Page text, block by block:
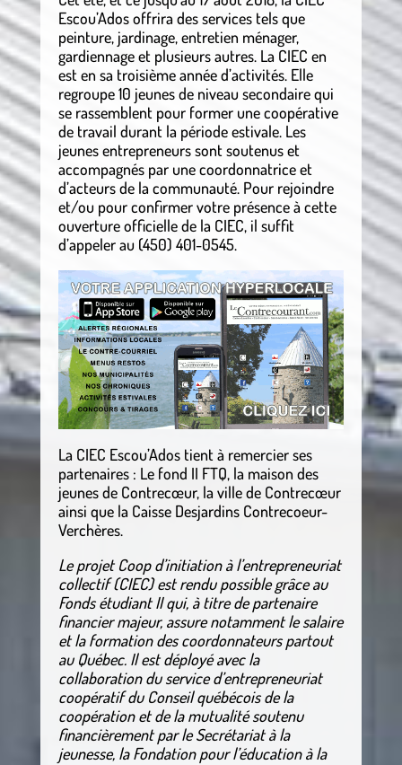
Escou’Ados offrira des services tels que
peinture, jardinage, entretien ménager,
gardiennage et plusieurs autres. La CIEC en
est en sa troisième année d’activités. Elle
regroupe 10 jeunes de niveau secondaire qui
se rassemblent pour former une coopérative
de travail durant la période estivale. Les
jeunes entrepreneurs sont soutenus et
accompagnés par une coordonnatrice et
d’acteurs de la communauté. Pour rejoindre
et/ou pour confirmer votre présence à cette
ouverture officielle de la CIEC, il suffit
d’appeler au (450) 401-0545.
La CIEC Escou’Ados tient à remercier ses
partenaires : Le fond II FTQ, la maison des
jeunes de Contrecœur, la ville de Contrecœur
ainsi que la Caisse Desjardins Contrecoeur-
Verchères.
Le projet Coop d’initiation à l’entrepreneuriat
collectif (CIEC) est rendu possible grâce au
Fonds étudiant II qui, à titre de partenaire
financier majeur, assure notamment le salaire
et la formation des coordonnateurs partout
au Québec. Il est déployé avec la
collaboration du service d’entrepreneuriat
coopératif du Conseil québécois de la
coopération et de la mutualité soutenu
financièrement par le Secrétariat à la
jeunesse, la Fondation pour l’éducation à la